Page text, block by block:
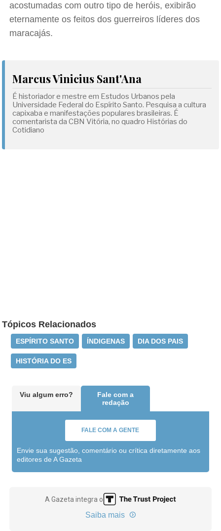
acostumadas com outro tipo de heróis, exibirão
eternamente os feitos dos guerreiros líderes dos
maracajás.
Marcus Vinicius Sant'Ana
É historiador e mestre em Estudos Urbanos pela
Universidade Federal do Espírito Santo. Pesquisa a cultura
capixaba e manifestações populares brasileiras. É
comentarista da CBN Vitória, no quadro Histórias do
Cotidiano
Tópicos Relacionados
ESPÍRITO SANTO ÍNDIGENAS DIA DOS PAIS
HISTÓRIA DO ES
Viu algum erro?
Fale com a
redação
FALE COM A GENTE
Envie sua sugestão, comentário ou crítica diretamente aos
editores de A Gazeta
A Gazeta integra o
Saiba mais